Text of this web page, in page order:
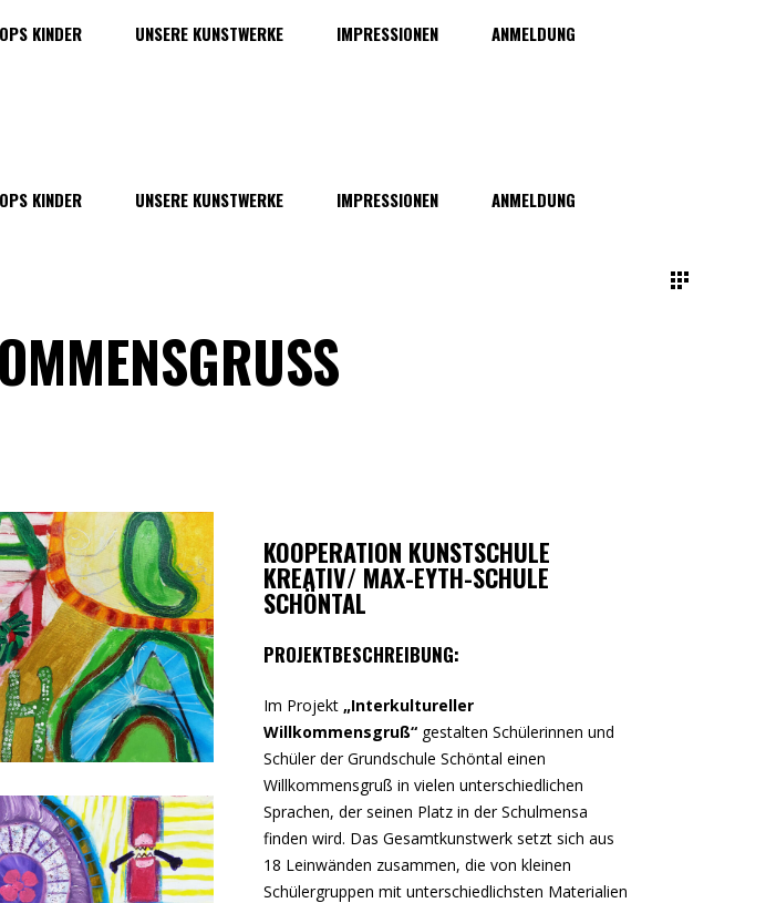
KINDER UNSERE KUNSTWERKE IMPRESSIONEN ANMELDUNG
KINDER UNSERE KUNSTWERKE IMPRESSIONEN ANMELDUNG
KOOPERATION KUNSTSCHULE
KREATIV/ MAX-EYTH-SCHULE
SCHÖNTAL
PROJEKTBESCHREIBUNG:
Im Projekt„Interkultureller
Willkommensgruß“ gestalten Schülerinnen und
Schüler der Grundschule Schöntal einen
Willkommensgruß in vielen unterschiedlichen
Sprachen, der seinen Platz in der Schulmensa
finden wird. Das Gesamtkunstwerk setzt sich aus
18 Leinwänden zusammen, die von kleinen
Schülergruppen mit unterschiedlichsten Materialien